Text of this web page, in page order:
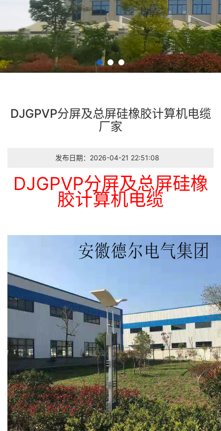
DJGPVP分屏及总屏硅橡胶计算机电缆
厂家
发布日期：2026-04-21 22:51:08
DJGPVP分屏及总屏硅橡
胶计算机电缆